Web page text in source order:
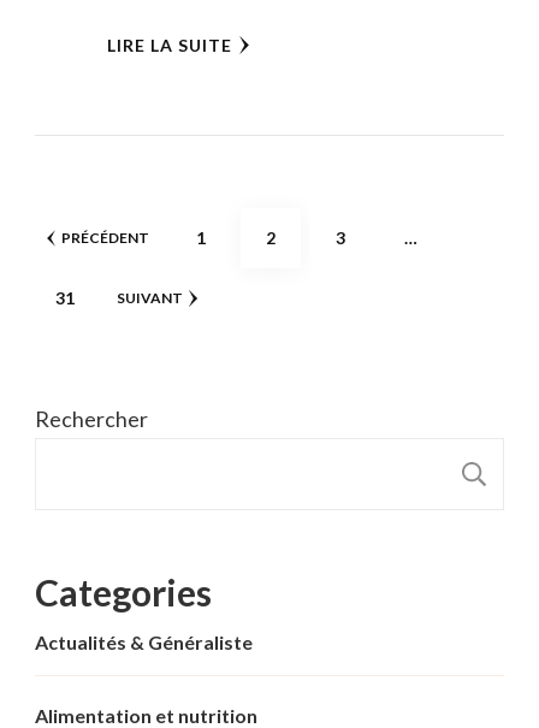
LIRE LA SUITE
Pagination
publications
PRÉCÉDENT PAGE
1 PAGE
2 PAGE
3 …
PAGE
31 SUIVANT
Rechercher
Categories
Actualités & Généraliste
Alimentation et nutrition